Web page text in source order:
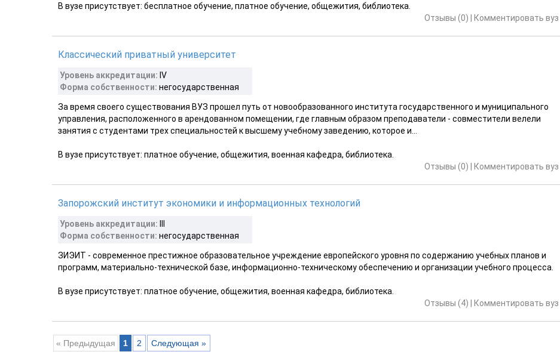
В вузе присутствует: бесплатное обучение, платное обучение, общежития, библиотека.
Отзывы (0)
Комментировать вуз
Классический приватный университет
Уровень аккредитации: IV
Форма собственности: негосударственная
За время своего существования ВУЗ прошел путь от новообразованного института государственного и муниципального
управления, расположенного в арендованном помещении, где главным образом преподаватели - совместители велели
занятия с студентами трех специальностей к высшему учебному заведению, которое и...
В вузе присутствует: платное обучение, общежития, военная кафедра, библиотека.
Отзывы (0)
Комментировать вуз
Запорожский институт экономики и информационных технологий
Уровень аккредитации:
Форма собственности: негосударственная
ЗИЭИТ - современное престижное образовательное учреждение европейского уровня по содержанию учебных планов и
программ, материально-технической базе, информационно-техническому обеспечению и организации учебного процесса.
В вузе присутствует: платное обучение, общежития, военная кафедра, библиотека.
Отзывы (4)
Комментировать вуз
« Предыдущая 1 2 Следующая »